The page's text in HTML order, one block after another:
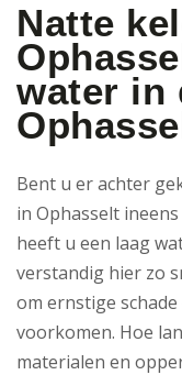
Natte
water in
Bent u er achter
in Ophasselt
heeft u een laag
verstandig hier zo
om ernstige
voorkomen. Hoe
materialen en